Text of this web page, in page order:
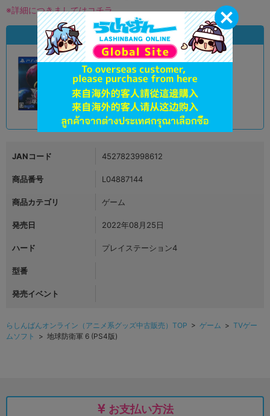
※詳細につきましてはコチラ
状態違いの同一商品
状態 :A
オンライン
品切状態 3,190円 税込
JANコード 4527823998612
商品番号 L04887144
商品カテゴリ ゲーム
発売日 2022年08月25日
ハード プレイステーション4
型番
発売イベント
らしんばんオンライン（アニメ系グッズ中古販売）TOP > ゲーム > TVゲー
ムソフト
> 地球防衛軍 6 (PS4版)
お支払い方法